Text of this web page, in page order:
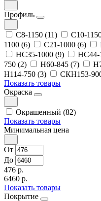
Профиль
С8-1150 (11) С10-
1100 (6)
С21-1000 (6)
НС35-1000 (9)
НС44-
750 (2)
Н60-845 (7)
Н114-750 (3)
СКН153-
Показать товары
Окраска
Окрашенный (82)
Показать товары
Минимальная цена
От
До
476 р.
6460 р.
Показать товары
Покрытие